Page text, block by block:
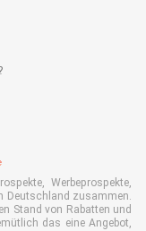
Werbeprospekte,
Deutschland zusammen.
Stand von Rabatten und
das eine Angebot,